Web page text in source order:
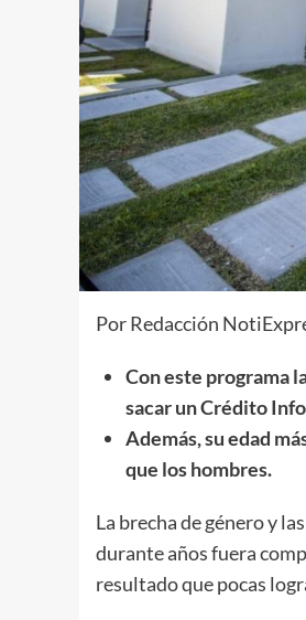
Por Redacción
Con este programa
sacar un Crédito
Además, su edad
que los hombres.
La brecha de género y
durante años fuera
resultado que pocas